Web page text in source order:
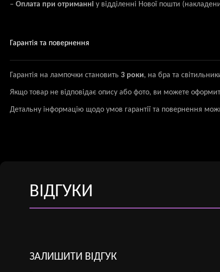
– Оплата при отриманні у відділенні Нової пошти
Гарантія та повернення
Гарантія на лампочки становить 3 роки, на бра та
Якщо товар не відповідає опису або фото, ви можете
Детальну інформацію щодо умов гарантії та повернення
ВІДГУКИ
ЗАЛИШИТИ ВІДГУК